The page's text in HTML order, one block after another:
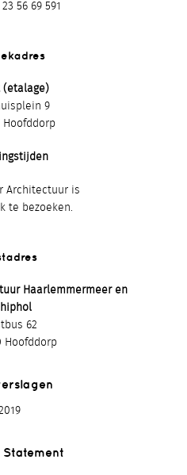
56 69 591
(etalage)
9
Hoofddorp
Architectuur is
te bezoeken.
Haarlemmermeer en
62
Hoofddorp